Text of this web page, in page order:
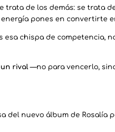
trata de los demás: se trata
pones en convertirte
esa chispa de competencia,
rival —no para vencerlo,
del nuevo álbum de Rosalía